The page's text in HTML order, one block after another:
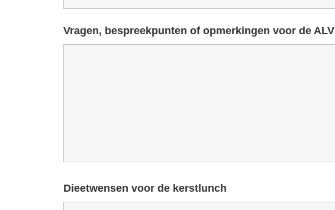
Vragen, bespreekpunten of opmerkingen voor de ALV
Dieetwensen voor de kerstlunch